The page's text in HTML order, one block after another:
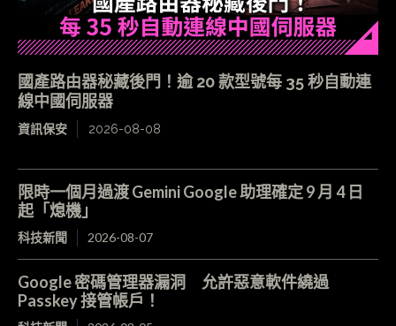
國產路由器秘藏後門！逾 20 款型號每 35 秒自動連
線中國伺服器
資訊保安 2026-08-08
限時一個月過渡 Gemini Google 助理確定 9 月 4 日
起「熄機」
科技新聞 2026-08-07
Google 密碼管理器漏洞 允許惡意軟件繞過
Passkey 接管帳戶！